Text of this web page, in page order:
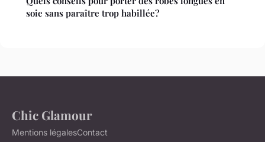
soie sans paraître trop habillée?
Chic Glamour
Mentions légalesContact